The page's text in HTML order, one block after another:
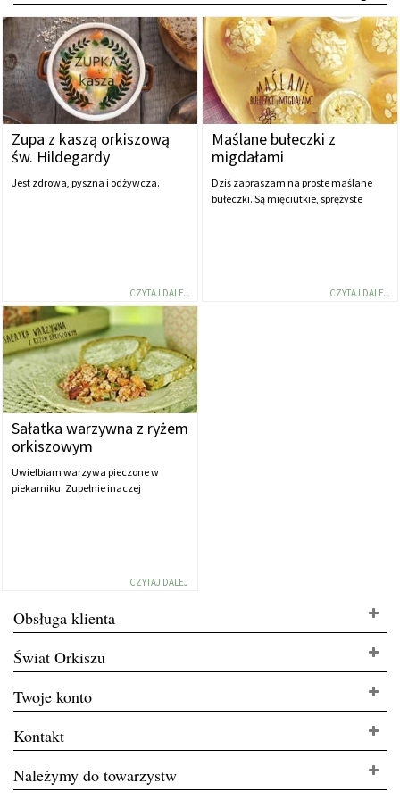
Zupa z kaszą orkiszową
św. Hildegardy
Jest zdrowa, pyszna i odżywcza.
CZYTAJ DALEJ
Maślane bułeczki z
migdałami
Dziś zapraszam na proste maślane
bułeczki. Są mięciutkie, sprężyste
CZYTAJ DALEJ
Sałatka warzywna z ryżem
orkiszowym
Uwielbiam warzywa pieczone w
piekarniku. Zupełnie inaczej
CZYTAJ DALEJ
Obsługa klienta
Świat Orkiszu
Twoje konto
Kontakt
Należymy do towarzystw